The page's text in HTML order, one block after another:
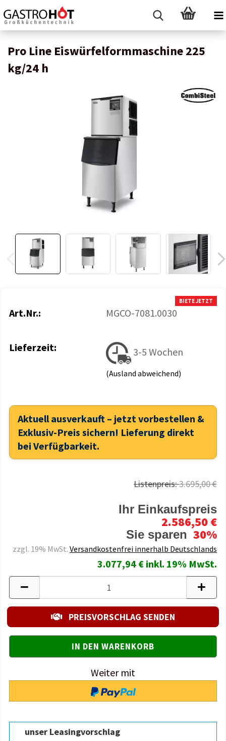
Pro Line Eiswürfelformmaschine 225
kg/24 h
BIETE JETZT
Art.Nr.: MGCO-7081.0030
Lieferzeit: 3-5 Wochen
(Ausland abweichend)
Aktuell ausverkauft – jetzt vorbestellen &
Exklusiv-Preis sichern! Lieferung direkt
bei Verfügbarkeit.
Listenpreis:3.695,00 €
Ihr Einkaufspreis
2.586,50 €
Sie sparen 30%
zzgl. 19% MwSt. Versandkostenfrei innerhalb Deutschlands
3.077,94 € inkl. 19% MwSt.
PREISVORSCHLAG SENDEN
Weiter mit
unser Leasingvorschlag